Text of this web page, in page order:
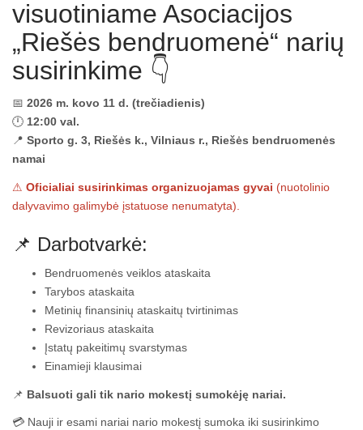
visuotiniame Asociacijos
„Riešės bendruomenė“ narių
susirinkime 👇
📅 2026 m. kovo 11 d. (trečiadienis)
🕛 12:00 val.
📍 Sporto g. 3, Riešės k., Vilniaus r., Riešės bendruomenės
namai
⚠ Oficialiai susirinkimas organizuojamas gyvai (nuotolinio
dalyvavimo galimybė įstatuose nenumatyta).
📌 Darbotvarkė:
Bendruomenės veiklos ataskaita
Tarybos ataskaita
Metinių finansinių ataskaitų tvirtinimas
Revizoriaus ataskaita
Įstatų pakeitimų svarstymas
Einamieji klausimai
📌 Balsuoti gali tik nario mokestį sumokėję nariai.
💳 Nauji ir esami nariai nario mokestį sumoka iki susirinkimo